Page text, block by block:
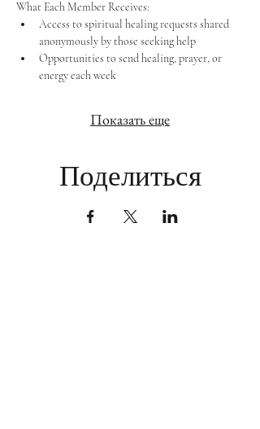
What Each Member Receives:
Access to spiritual healing requests shared
anonymously by those seeking help
Opportunities to send healing, prayer, or
energy each week
Показать еще
Поделиться